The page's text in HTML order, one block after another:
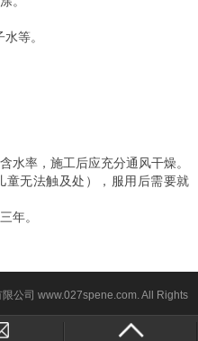
水等。
水率，施工后应充分通风干燥。
无法触及处）
，服用后需要就
三年。
公司 www.027spene.com. All Rights